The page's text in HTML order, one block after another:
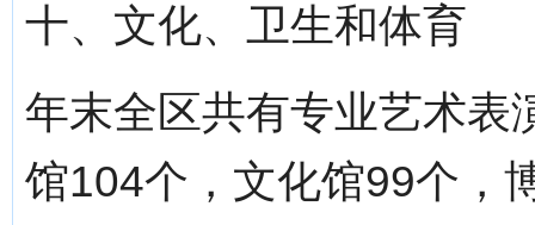
十、文化、卫生和体育
年末全区共有专业艺术表
馆104个，文化馆99个，